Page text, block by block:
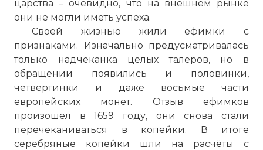
царства – очевидно, что на внешнем рынке
они не могли иметь успеха.
Своей жизнью жили ефимки с
признаками. Изначально предусматривалась
только надчеканка целых талеров, но в
обращении появились и половинки,
четвертинки и даже восьмые части
европейских монет. Отзыв ефимков
произошёл в 1659 году, они снова стали
перечеканиваться в копейки. В итоге
серебряные копейки шли на расчёты с